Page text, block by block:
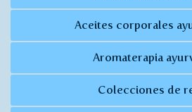
Aceites corporales
Aromaterapia
Colecciones de